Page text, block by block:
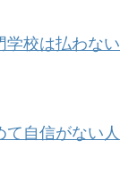
学校は払わない
自信がない人